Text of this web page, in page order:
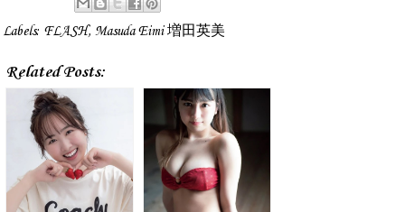
Labels: FLASH, Masuda Eimi 増田英美
Related Posts: